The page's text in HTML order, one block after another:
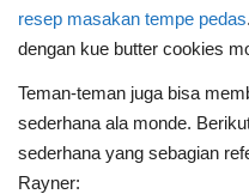
resep masakan tempe pedas
dengan kue butter cookies
Teman-teman juga bisa
sederhana ala monde.
sederhana yang sebagian
Rayner: